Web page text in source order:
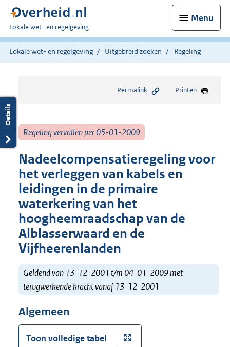
Menu
U
bent
hier:
Lokale wet- en regelgeving
Lokale wet- en regelgeving Uitgebreid zoeken Regeling
Permalink Printen
Regeling vervallen per 05-01-2009
Nadeelcompensatieregeling voor
het verleggen van kabels en
leidingen in de primaire
waterkering van het
hoogheemraadschap van de
Alblasserwaard en de
Vijfheerenlanden
Geldend van 13-12-2001 t/m 04-01-2009 met
terugwerkende kracht vanaf 13-12-2001
Algemeen
Toon volledige tabel